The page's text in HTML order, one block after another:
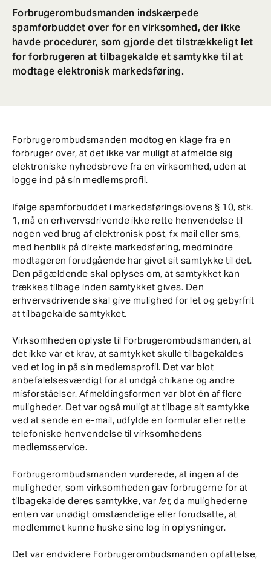
Forbrugerombudsmanden indskærpede
spamforbuddet over for en virksomhed, der ikke
havde procedurer, som gjorde det tilstrækkeligt let
for forbrugeren at tilbagekalde et samtykke til at
modtage elektronisk markedsføring.
Forbrugerombudsmanden modtog en klage fra en
forbruger over, at det ikke var muligt at afmelde sig
elektroniske nyhedsbreve fra en virksomhed, uden at
logge ind på sin medlemsprofil.
Ifølge spamforbuddet i markedsføringslovens § 10, stk.
1, må en erhvervsdrivende ikke rette henvendelse til
nogen ved brug af elektronisk post, fx mail eller sms,
med henblik på direkte markedsføring, medmindre
modtageren forudgående har givet sit samtykke til det.
Den pågældende skal oplyses om, at samtykket kan
trækkes tilbage inden samtykket gives. Den
erhvervsdrivende skal give mulighed for let og gebyrfrit
at tilbagekalde samtykket.
Virksomheden oplyste til Forbrugerombudsmanden, at
det ikke var et krav, at samtykket skulle tilbagekaldes
ved et log in på sin medlemsprofil. Det var blot
anbefalelsesværdigt for at undgå chikane og andre
misforståelser. Afmeldingsformen var blot én af flere
muligheder. Det var også muligt at tilbage sit samtykke
ved at sende en e-mail, udfylde en formular eller rette
telefoniske henvendelse til virksomhedens
medlemsservice.
Forbrugerombudsmanden vurderede, at ingen af de
muligheder, som virksomheden gav forbrugerne for at
tilbagekalde deres samtykke, var let, da mulighederne
enten var unødigt omstændelige eller forudsatte, at
medlemmet kunne huske sine log in oplysninger.
Det var endvidere Forbrugerombudsmanden opfattelse,